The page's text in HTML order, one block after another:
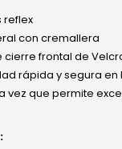
reflex
con cremallera
cierre frontal de
rápida y segura en
vez que permite